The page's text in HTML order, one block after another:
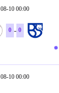
08-10 00:00
0 - 0
08-10 00:00